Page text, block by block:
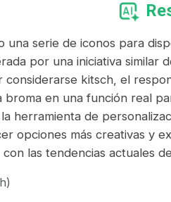
una serie de iconos para
por una iniciativa similar
kitsch, el
en una función real
herramienta de
opciones más creativas y
las tendencias actuales